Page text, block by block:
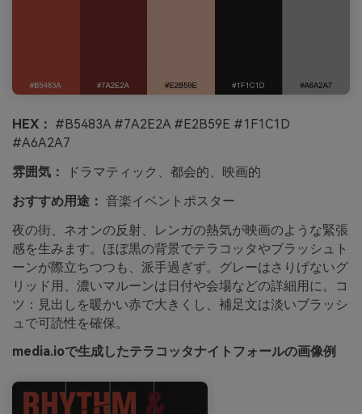
HEX： #B5483A #7A2E2A #E2B59E #1F1C1D
#A6A2A7
雰囲気：
ドラマティック、都会的、映画的
おすすめ用途： 音楽イベントポスター
夜の街、ネオンの反射、レンガの熱気が映画のような緊張
感を生みます。ほぼ黒の背景でテラコッタやブラッシュト
ーンが際立ちつつも、派手過ぎず。グレーはさりげないグ
リッド用、濃いマルーンは日付や会場などの詳細用に。コ
ツ：見出しを暖かい赤で大きくし、補足文は淡いブラッシ
ュで可読性を確保。
media.ioで生成したテラコッタナイトフォールの画像例